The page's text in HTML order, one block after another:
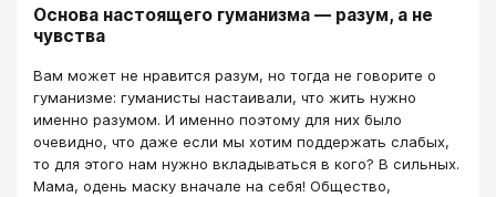
Основа настоящего гуманизма — разум, а не
чувства
Вам может не нравится разум, но тогда не говорите о
гуманизме: гуманисты настаивали, что жить нужно
именно разумом. И именно поэтому для них было
очевидно, что даже если мы хотим поддержать слабых,
то для этого нам нужно вкладываться в кого? В сильных.
Мама, одень маску вначале на себя! Общество,